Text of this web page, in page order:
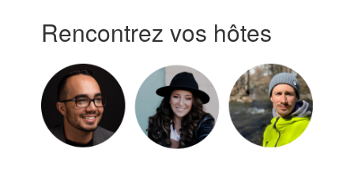
Rencontrez vos hôtes